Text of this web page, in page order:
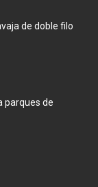
de doble filo
parques de